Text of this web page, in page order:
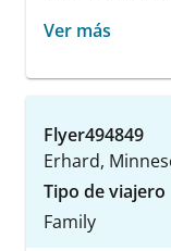
Ver más
Flyer494849
Erhard,
Tipo de viajero
Family